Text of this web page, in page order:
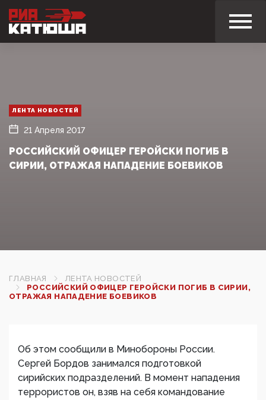
ЛЕНТА НОВОСТЕЙ
21 Апреля 2017
РОССИЙСКИЙ ОФИЦЕР ГЕРОЙСКИ ПОГИБ В
СИРИИ, ОТРАЖАЯ НАПАДЕНИЕ БОЕВИКОВ
ГЛАВНАЯ
ЛЕНТА НОВОСТЕЙ
РОССИЙСКИЙ ОФИЦЕР ГЕРОЙСКИ ПОГИБ В СИРИИ,
ОТРАЖАЯ НАПАДЕНИЕ БОЕВИКОВ
Об этом сообщили в Минобороны России.
Сергей Бордов занимался подготовкой
сирийских подразделений. В момент нападения
террористов он, взяв на себя командование